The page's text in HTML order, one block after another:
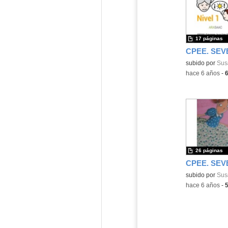
subido por
17 páginas
-hace 6 años-
subido por
26 páginas
-hace 6 años-